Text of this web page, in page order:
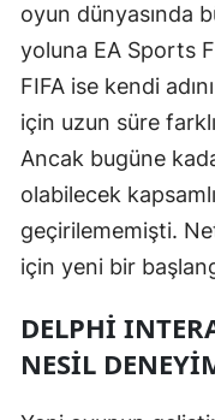
oyun dünyasında
yoluna EA Sports
FIFA ise kendi
için uzun süre
Ancak bugüne
olabilecek
geçirilememişti.
için yeni bir
DELPHI
NESIL